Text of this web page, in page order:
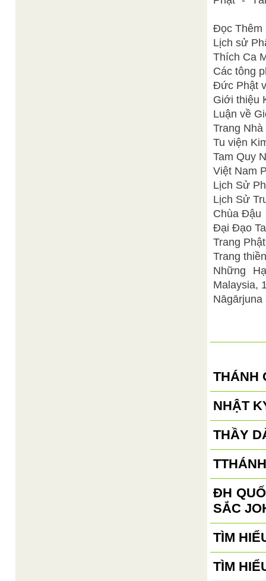
Đọc Thêm
Lịch sử
Thích Ca
Các tông
Đức Phật
Giới thiệu
Luận về
Trang
Tu viện
Tam Quy
Việt Nam
Lịch Sử
Lịch Sử
Chùa Đậu
Đại Đạo
Trang
Trang
Những
Malaysia,
Nāgārjuna
THÁNH
NHẬT
THẦY
ĐH
SẮC
TÌM
TÌM